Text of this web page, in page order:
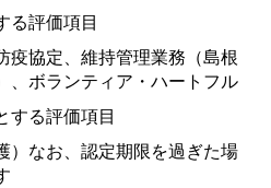
る評価項目
協定、維持管理業務（島根
、ボランティア・ハートフル
する評価項目
なお、認定期限を過ぎた場